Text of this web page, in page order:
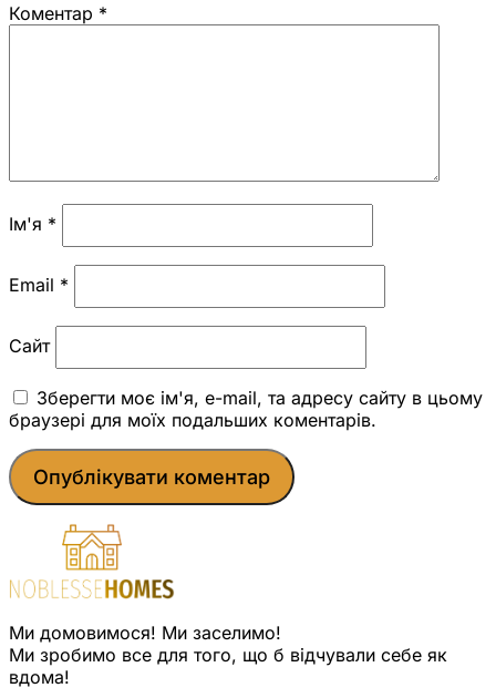
Коментар *
Ім'я *
Email *
Сайт
Зберегти моє ім'я, e-mail, та адресу сайту в цьому
браузері для моїх подальших коментарів.
Ми домовимося! Ми заселимо!
Ми зробимо все для того, що б відчували себе як
вдома!